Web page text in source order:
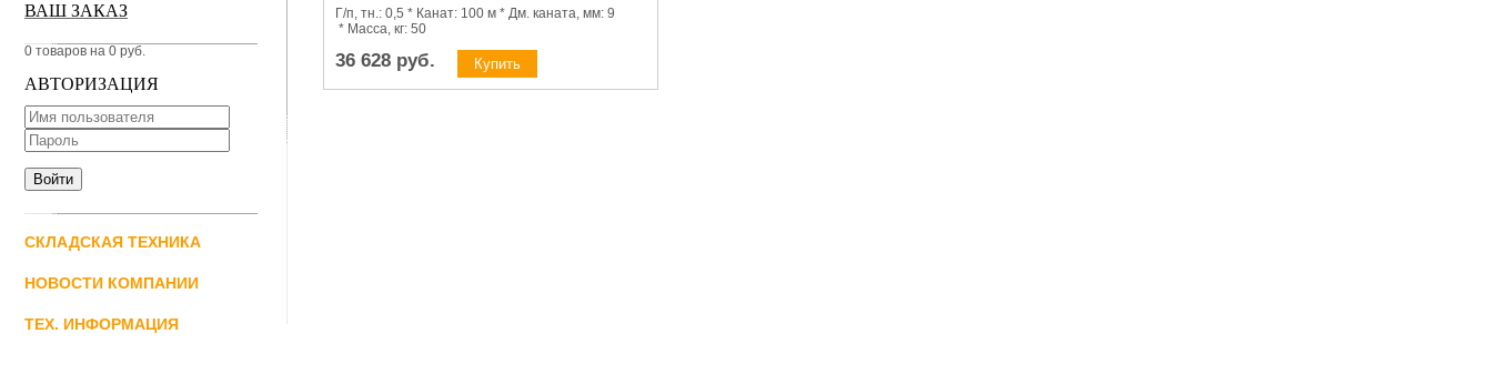
ВАШ ЗАКАЗ
0 товаров на 0 руб.
АВТОРИЗАЦИЯ
СКЛАДСКАЯ ТЕХНИКА
НОВОСТИ КОМПАНИИ
ТЕХ. ИНФОРМАЦИЯ
Г/п, тн.: 0,5 * Канат: 100 м * Дм. каната, мм: 9
* Масса, кг: 50
36 628 руб.